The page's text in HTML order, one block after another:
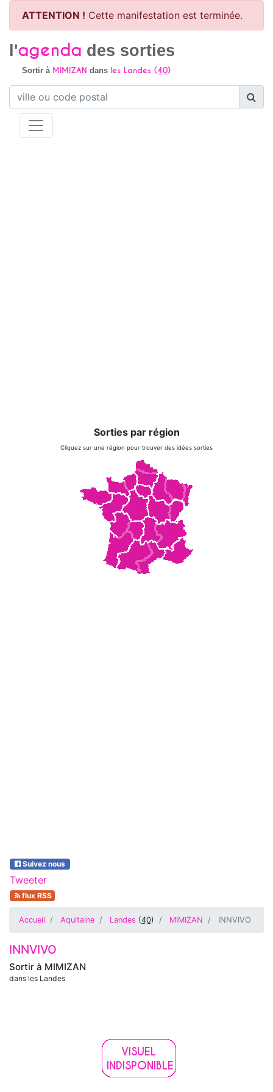
ATTENTION ! Cette manifestation est terminée.
l'agenda des sorties
Sortir à MIMIZAN dans les Landes (40)
Sorties par région
Cliquez sur une région pour trouver des idées sorties
Suivez nous
Tweeter
flux RSS
Accueil Aquitaine Landes (40) MIMIZAN INNVIVO
Sortir à MIMIZAN
dans les Landes
INNVIVO